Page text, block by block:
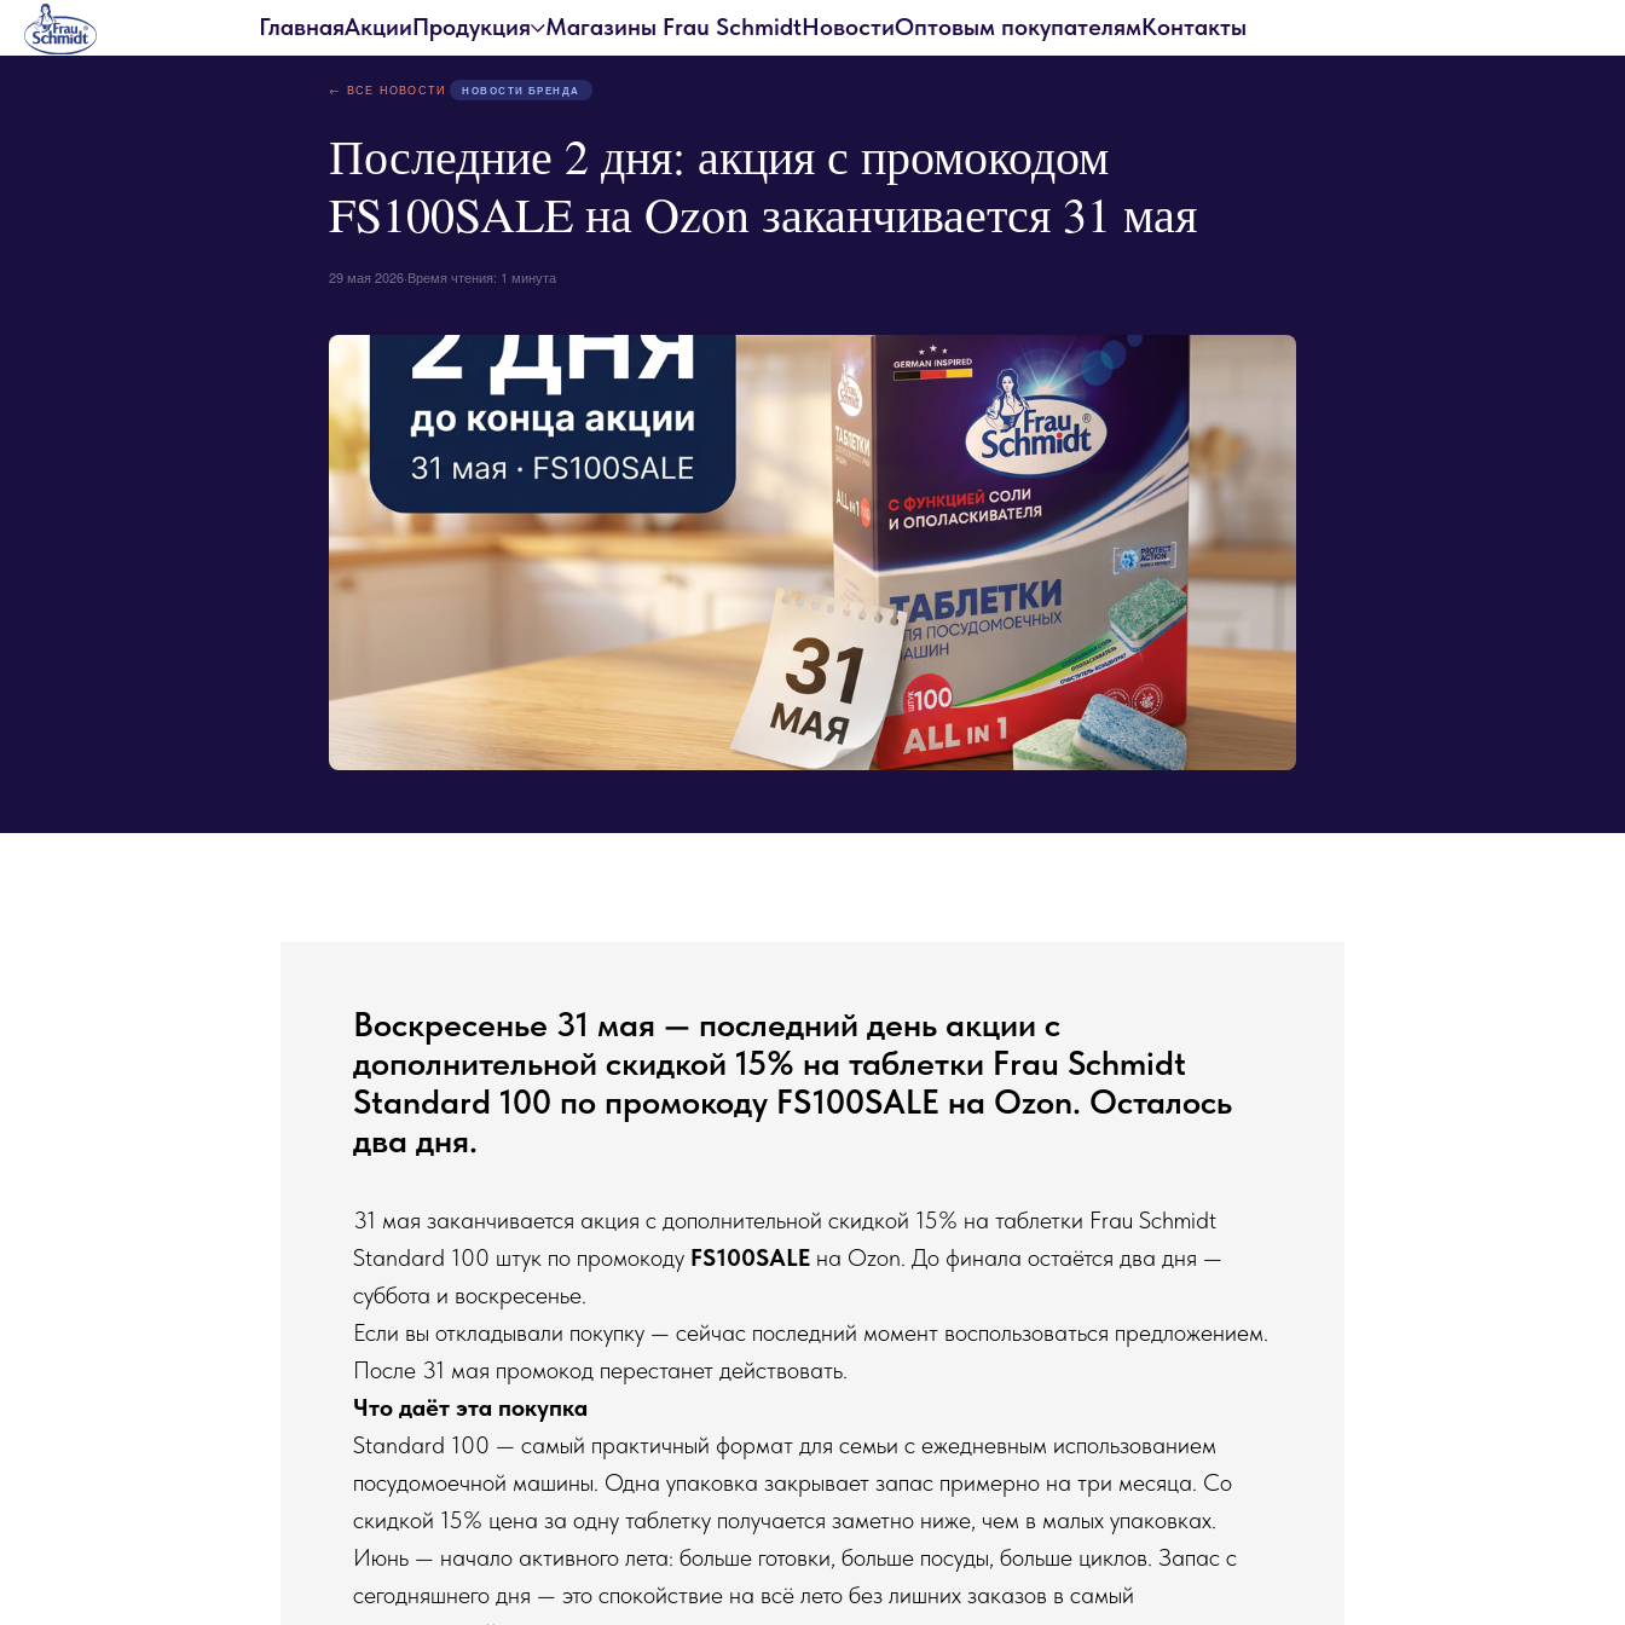
ГлавнаяАкцииПродукция Магазины Frau SchmidtНовостиОптовым покупателямКонтакты
← ВСЕ НОВОСТИ НОВОСТИ БРЕНДА
Последние 2 дня: акция с промокодом
FS100SALE на Ozon заканчивается 31 мая
29 мая 2026·Время чтения: 1 минута
Воскресенье 31 мая — последний день акции с
дополнительной скидкой 15% на таблетки Frau Schmidt
Standard 100 по промокоду FS100SALE на Ozon. Осталось
два дня.
31 мая заканчивается акция с дополнительной скидкой 15% на таблетки Frau Schmidt
Standard 100 штук по промокоду FS100SALE на Ozon. До финала остаётся два дня —
суббота и воскресенье.
Если вы откладывали покупку — сейчас последний момент воспользоваться предложением.
После 31 мая промокод перестанет действовать.
Что даёт эта покупка
Standard 100 — самый практичный формат для семьи с ежедневным использованием
посудомоечной машины. Одна упаковка закрывает запас примерно на три месяца. Со
скидкой 15% цена за одну таблетку получается заметно ниже, чем в малых упаковках.
Июнь — начало активного лета: больше готовки, больше посуды, больше циклов. Запас с
сегодняшнего дня — это спокойствие на всё лето без лишних заказов в самый